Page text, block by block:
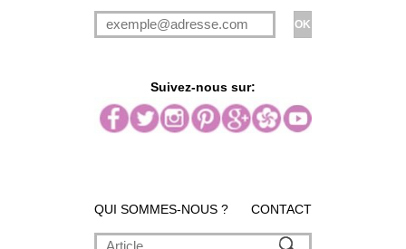
Suivez-nous sur:
QUI SOMMES-NOUS ? CONTACT